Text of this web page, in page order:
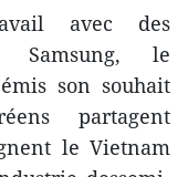
avec des
Samsung, le
son souhait
partagent
le Vietnam